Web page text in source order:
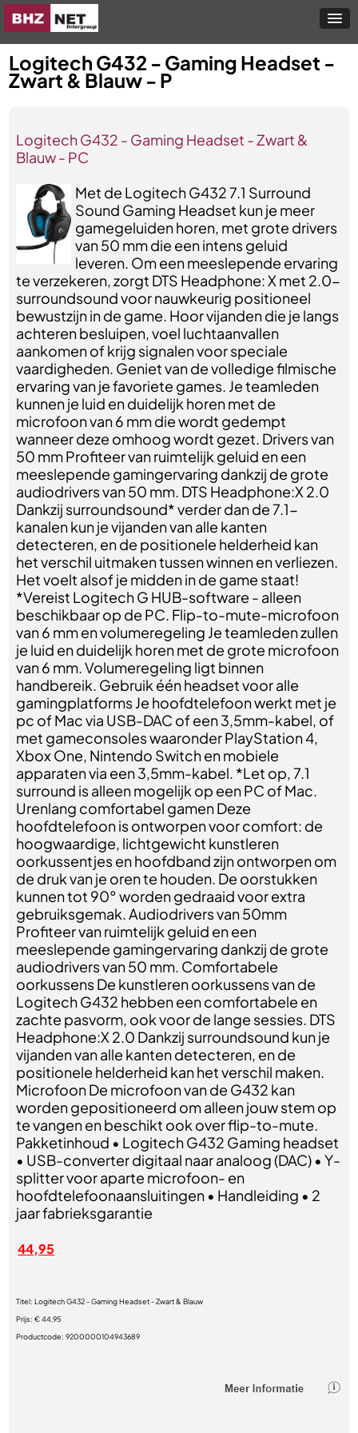
Logitech G432 - Gaming Headset -
Zwart & Blauw - P
Logitech G432 - Gaming Headset - Zwart &
Blauw - PC
Met de Logitech G432 7.1 Surround
Sound Gaming Headset kun je meer
gamegeluiden horen, met grote drivers
van 50 mm die een intens geluid
leveren. Om een meeslepende ervaring
te verzekeren, zorgt DTS Headphone: X met 2.0-
surroundsound voor nauwkeurig positioneel
bewustzijn in de game. Hoor vijanden die je langs
achteren besluipen, voel luchtaanvallen
aankomen of krijg signalen voor speciale
vaardigheden. Geniet van de volledige filmische
ervaring van je favoriete games. Je teamleden
kunnen je luid en duidelijk horen met de
microfoon van 6 mm die wordt gedempt
wanneer deze omhoog wordt gezet. Drivers van
50 mm Profiteer van ruimtelijk geluid en een
meeslepende gamingervaring dankzij de grote
audiodrivers van 50 mm. DTS Headphone:X 2.0
Dankzij surroundsound* verder dan de 7.1-
kanalen kun je vijanden van alle kanten
detecteren, en de positionele helderheid kan
het verschil uitmaken tussen winnen en verliezen.
Het voelt alsof je midden in de game staat!
*Vereist Logitech G HUB-software - alleen
beschikbaar op de PC. Flip-to-mute-microfoon
van 6 mm en volumeregeling Je teamleden zullen
je luid en duidelijk horen met de grote microfoon
van 6 mm. Volumeregeling ligt binnen
handbereik. Gebruik één headset voor alle
gamingplatforms Je hoofdtelefoon werkt met je
pc of Mac via USB-DAC of een 3,5mm-kabel, of
met gameconsoles waaronder PlayStation 4,
Xbox One, Nintendo Switch en mobiele
apparaten via een 3,5mm-kabel. *Let op, 7.1
surround is alleen mogelijk op een PC of Mac.
Urenlang comfortabel gamen Deze
hoofdtelefoon is ontworpen voor comfort: de
hoogwaardige, lichtgewicht kunstleren
oorkussentjes en hoofdband zijn ontworpen om
de druk van je oren te houden. De oorstukken
kunnen tot 90° worden gedraaid voor extra
gebruiksgemak. Audiodrivers van 50mm
Profiteer van ruimtelijk geluid en een
meeslepende gamingervaring dankzij de grote
audiodrivers van 50 mm. Comfortabele
oorkussens De kunstleren oorkussens van de
Logitech G432 hebben een comfortabele en
zachte pasvorm, ook voor de lange sessies. DTS
Headphone:X 2.0 Dankzij surroundsound kun je
vijanden van alle kanten detecteren, en de
positionele helderheid kan het verschil maken.
Microfoon De microfoon van de G432 kan
worden gepositioneerd om alleen jouw stem op
te vangen en beschikt ook over flip-to-mute.
Pakketinhoud • Logitech G432 Gaming headset
• USB-converter digitaal naar analoog (DAC) • Y-
splitter voor aparte microfoon- en
hoofdtelefoonaansluitingen • Handleiding • 2
jaar fabrieksgarantie
44,95
Titel:Logitech G432 - Gaming Headset - Zwart & Blauw
Prijs:€ 44,95
Productcode:9200000104943689